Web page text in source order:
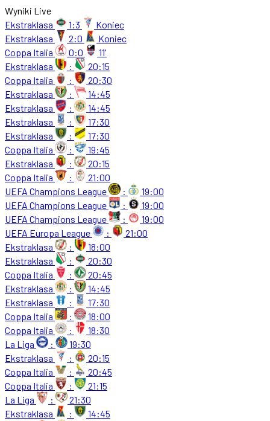
Wyniki Live
Ekstraklasa
1:3
Koniec
Ekstraklasa
2:0
Koniec
Coppa Italia
0:0
11'
Ekstraklasa
:
20:15
Coppa Italia
:
20:30
Ekstraklasa
:
14:45
Ekstraklasa
:
14:45
Ekstraklasa
:
17:30
Ekstraklasa
:
17:30
Coppa Italia
:
19:45
Ekstraklasa
:
20:15
Coppa Italia
:
21:00
UEFA Champions League
:
19:00
UEFA Champions League
:
19:00
UEFA Champions League
:
19:00
UEFA Europa League
:
21:00
Ekstraklasa
:
18:00
Ekstraklasa
:
20:30
Coppa Italia
:
20:45
Ekstraklasa
:
14:45
Ekstraklasa
:
17:30
Coppa Italia
:
18:00
Coppa Italia
:
18:30
La Liga
:
19:30
Ekstraklasa
:
20:15
Coppa Italia
:
20:45
Coppa Italia
:
21:15
La Liga
:
21:30
Ekstraklasa
:
14:45